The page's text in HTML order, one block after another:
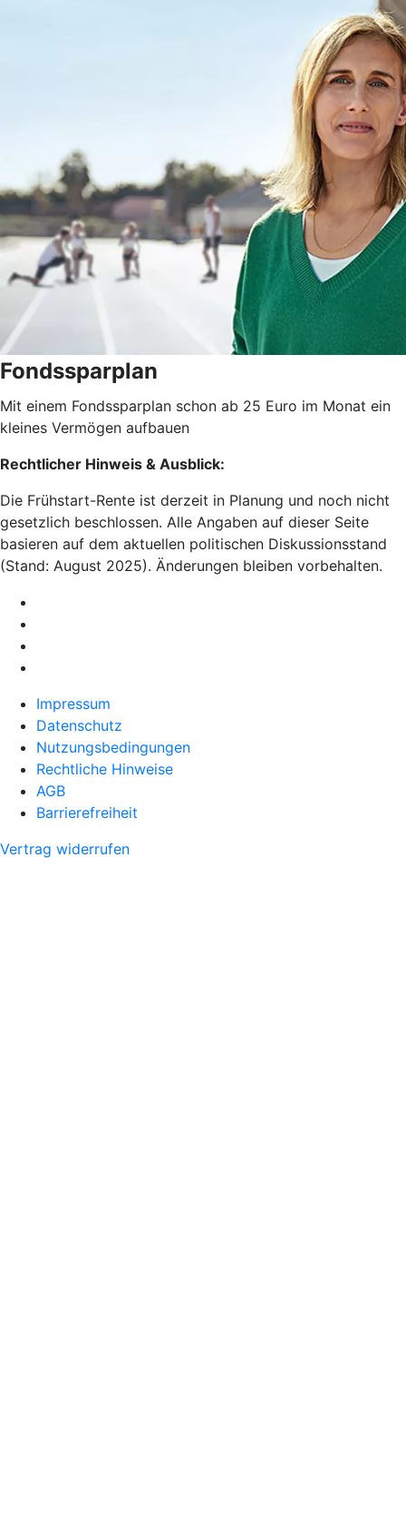
Fondssparplan
Mit einem Fondssparplan schon ab 25 Euro im Monat ein
kleines Vermögen aufbauen
Rechtlicher Hinweis & Ausblick:
Die Frühstart-Rente ist derzeit in Planung und noch nicht
gesetzlich beschlossen. Alle Angaben auf dieser Seite
basieren auf dem aktuellen politischen Diskussionsstand
(Stand: August 2025). Änderungen bleiben vorbehalten.
Impressum
Datenschutz
Nutzungsbedingungen
Rechtliche Hinweise
AGB
Barrierefreiheit
Vertrag widerrufen